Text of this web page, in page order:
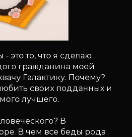
это то, что я сделаю
гражданина моей
Галактику. Почему?
своих подданных и
лучшего.
В
В чем все беды рода